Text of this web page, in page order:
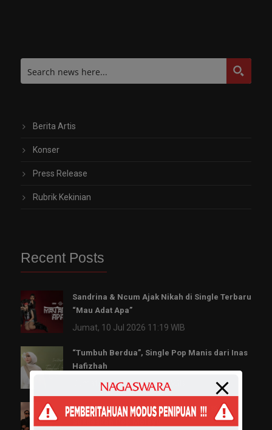
Berita Artis
Konser
Press Release
Rubrik Kekinian
Recent Posts
Sandrina & Ncum Ajak Nikah di Single Terbaru
“Mau Adat Apa”
Jumat, 10 Jul 2026 11:19 WIB
“Tumbuh Berdua”, Single Pop Manis dari Inas
Hafizhah
Jumat, 03 Jul 2026 13:00 WIB
Luvia Band Rilis “Bidadari Surgaku” Siap